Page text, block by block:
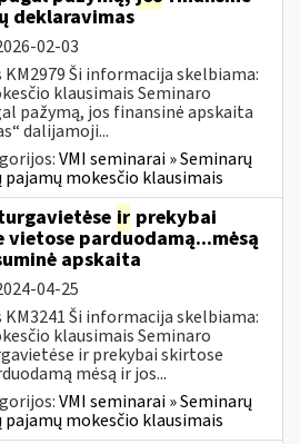
deklaravimas
02-03
Ši informacija skelbiama:
klausimais Seminaro
pažymą, jos finansinė apskaita
dalijamoji...
VMI seminarai » Seminarų
pajamų mokesčio klausimais
ir prekybai
vietose parduodamą...mėsą
apskaita
04-25
Ši informacija skelbiama:
klausimais Seminaro
ir prekybai skirtose
mėsą ir jos...
VMI seminarai » Seminarų
pajamų mokesčio klausimais